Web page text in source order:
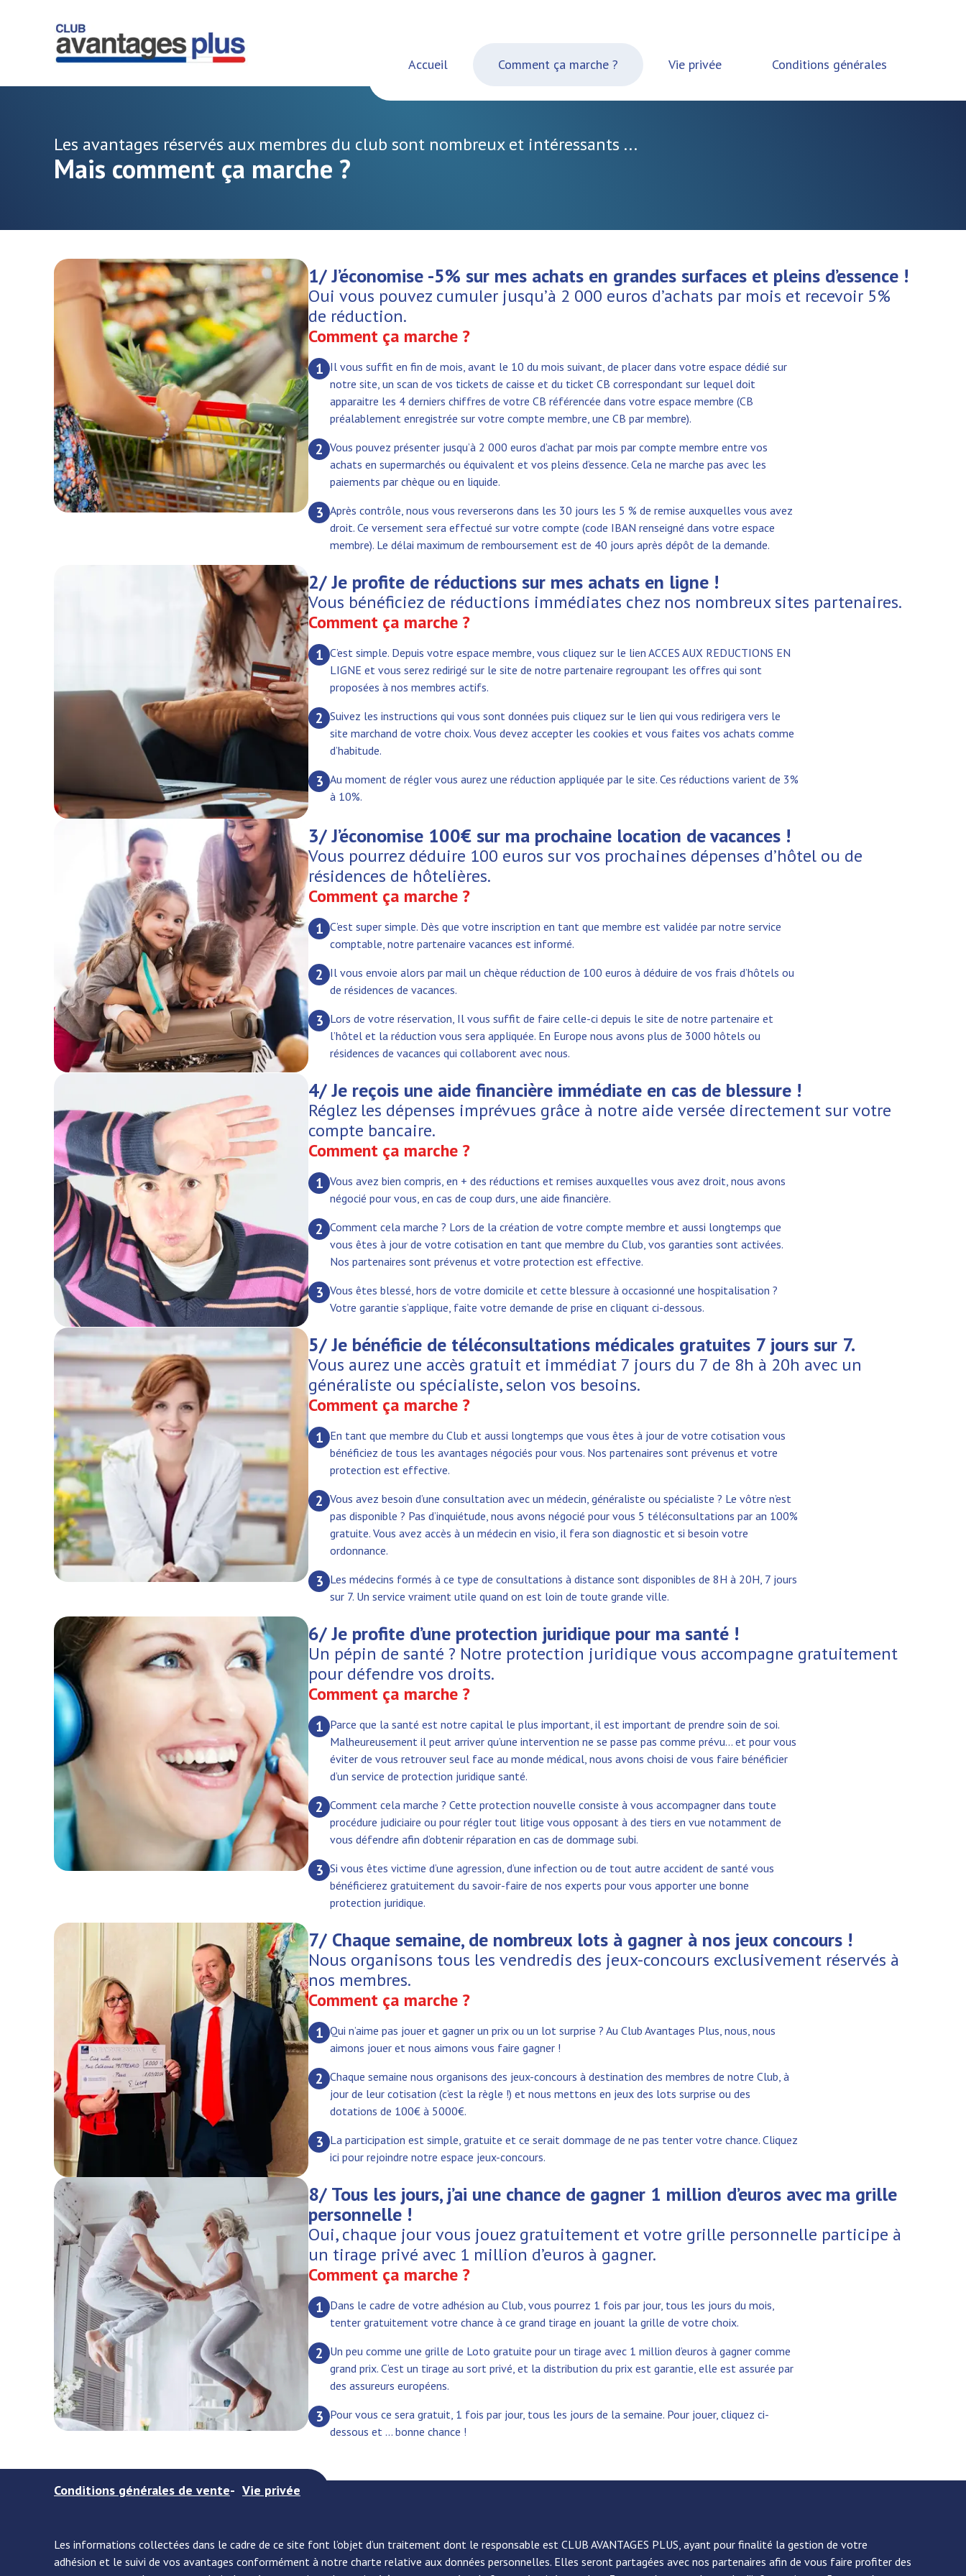
Accueil Comment ça marche ? Vie privée Conditions générales
Les avantages réservés aux membres du club sont nombreux et intéressants ...
Mais comment ça marche ?
1/ J’économise -5% sur mes achats en grandes surfaces et pleins d’essence !
Oui vous pouvez cumuler jusqu’à 2 000 euros d’achats par mois et recevoir 5%
de réduction.
Comment ça marche ?
1 Il vous suffit en fin de mois, avant le 10 du mois suivant, de placer dans votre espace dédié sur
notre site, un scan de vos tickets de caisse et du ticket CB correspondant sur lequel doit
apparaitre les 4 derniers chiffres de votre CB référencée dans votre espace membre (CB
préalablement enregistrée sur votre compte membre, une CB par membre).
2 Vous pouvez présenter jusqu’à 2 000 euros d’achat par mois par compte membre entre vos
achats en supermarchés ou équivalent et vos pleins d’essence. Cela ne marche pas avec les
paiements par chèque ou en liquide.
3 Après contrôle, nous vous reverserons dans les 30 jours les 5 % de remise auxquelles vous avez
droit. Ce versement sera effectué sur votre compte (code IBAN renseigné dans votre espace
membre). Le délai maximum de remboursement est de 40 jours après dépôt de la demande.
2/ Je profite de réductions sur mes achats en ligne !
Vous bénéficiez de réductions immédiates chez nos nombreux sites partenaires.
Comment ça marche ?
1 C’est simple. Depuis votre espace membre, vous cliquez sur le lien ACCES AUX REDUCTIONS EN
LIGNE et vous serez redirigé sur le site de notre partenaire regroupant les offres qui sont
proposées à nos membres actifs.
2 Suivez les instructions qui vous sont données puis cliquez sur le lien qui vous redirigera vers le
site marchand de votre choix. Vous devez accepter les cookies et vous faites vos achats comme
d’habitude.
3 Au moment de régler vous aurez une réduction appliquée par le site. Ces réductions varient de 3%
à 10%.
3/ J’économise 100€ sur ma prochaine location de vacances !
Vous pourrez déduire 100 euros sur vos prochaines dépenses d’hôtel ou de
résidences de hôtelières.
Comment ça marche ?
1 C’est super simple. Dès que votre inscription en tant que membre est validée par notre service
comptable, notre partenaire vacances est informé.
2 Il vous envoie alors par mail un chèque réduction de 100 euros à déduire de vos frais d’hôtels ou
de résidences de vacances.
3 Lors de votre réservation, Il vous suffit de faire celle-ci depuis le site de notre partenaire et
l’hôtel et la réduction vous sera appliquée. En Europe nous avons plus de 3000 hôtels ou
résidences de vacances qui collaborent avec nous.
4/ Je reçois une aide financière immédiate en cas de blessure !
Réglez les dépenses imprévues grâce à notre aide versée directement sur votre
compte bancaire.
Comment ça marche ?
1 Vous avez bien compris, en + des réductions et remises auxquelles vous avez droit, nous avons
négocié pour vous, en cas de coup durs, une aide financière.
2 Comment cela marche ? Lors de la création de votre compte membre et aussi longtemps que
vous êtes à jour de votre cotisation en tant que membre du Club, vos garanties sont activées.
Nos partenaires sont prévenus et votre protection est effective.
3 Vous êtes blessé, hors de votre domicile et cette blessure à occasionné une hospitalisation ?
Votre garantie s’applique, faite votre demande de prise en cliquant ci-dessous.
5/ Je bénéficie de téléconsultations médicales gratuites 7 jours sur 7.
Vous aurez une accès gratuit et immédiat 7 jours du 7 de 8h à 20h avec un
généraliste ou spécialiste, selon vos besoins.
Comment ça marche ?
1 En tant que membre du Club et aussi longtemps que vous êtes à jour de votre cotisation vous
bénéficiez de tous les avantages négociés pour vous. Nos partenaires sont prévenus et votre
protection est effective.
2 Vous avez besoin d’une consultation avec un médecin, généraliste ou spécialiste ? Le vôtre n’est
pas disponible ? Pas d’inquiétude, nous avons négocié pour vous 5 téléconsultations par an 100%
gratuite. Vous avez accès à un médecin en visio, il fera son diagnostic et si besoin votre
ordonnance.
3 Les médecins formés à ce type de consultations à distance sont disponibles de 8H à 20H, 7 jours
sur 7. Un service vraiment utile quand on est loin de toute grande ville.
6/ Je profite d’une protection juridique pour ma santé !
Un pépin de santé ? Notre protection juridique vous accompagne gratuitement
pour défendre vos droits.
Comment ça marche ?
1 Parce que la santé est notre capital le plus important, il est important de prendre soin de soi.
Malheureusement il peut arriver qu’une intervention ne se passe pas comme prévu… et pour vous
éviter de vous retrouver seul face au monde médical, nous avons choisi de vous faire bénéficier
d’un service de protection juridique santé.
2 Comment cela marche ? Cette protection nouvelle consiste à vous accompagner dans toute
procédure judiciaire ou pour régler tout litige vous opposant à des tiers en vue notamment de
vous défendre afin d’obtenir réparation en cas de dommage subi.
3 Si vous êtes victime d’une agression, d’une infection ou de tout autre accident de santé vous
bénéficierez gratuitement du savoir-faire de nos experts pour vous apporter une bonne
protection juridique.
7/ Chaque semaine, de nombreux lots à gagner à nos jeux concours !
Nous organisons tous les vendredis des jeux-concours exclusivement réservés à
nos membres.
Comment ça marche ?
1 Qui n’aime pas jouer et gagner un prix ou un lot surprise ? Au Club Avantages Plus, nous, nous
aimons jouer et nous aimons vous faire gagner !
2 Chaque semaine nous organisons des jeux-concours à destination des membres de notre Club, à
jour de leur cotisation (c’est la règle !) et nous mettons en jeux des lots surprise ou des
dotations de 100€ à 5000€.
3 La participation est simple, gratuite et ce serait dommage de ne pas tenter votre chance. Cliquez
ici pour rejoindre notre espace jeux-concours.
8/ Tous les jours, j’ai une chance de gagner 1 million d’euros avec ma grille
personnelle !
Oui, chaque jour vous jouez gratuitement et votre grille personnelle participe à
un tirage privé avec 1 million d’euros à gagner.
Comment ça marche ?
1 Dans le cadre de votre adhésion au Club, vous pourrez 1 fois par jour, tous les jours du mois,
tenter gratuitement votre chance à ce grand tirage en jouant la grille de votre choix.
2 Un peu comme une grille de Loto gratuite pour un tirage avec 1 million d’euros à gagner comme
grand prix. C’est un tirage au sort privé, et la distribution du prix est garantie, elle est assurée par
des assureurs européens.
3 Pour vous ce sera gratuit, 1 fois par jour, tous les jours de la semaine. Pour jouer, cliquez ci-
dessous et … bonne chance !
Conditions générales de vente Vie privée
Les informations collectées dans le cadre de ce site font l’objet d’un traitement dont le responsable est CLUB AVANTAGES PLUS, ayant pour finalité la gestion de votre
adhésion et le suivi de vos avantages conformément à notre charte relative aux données personnelles. Elles seront partagées avec nos partenaires afin de vous faire profiter des